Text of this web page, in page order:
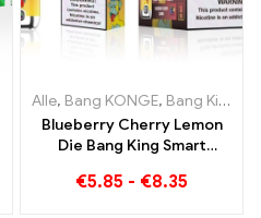
,Engangs e-
Alle, Bang KONGE, Bang King Smart skærm 15000 Puff
Blueberry Cherry Lemon
Die Bang King Smart
oversigt over en innovativ
€5.85 - €8.35